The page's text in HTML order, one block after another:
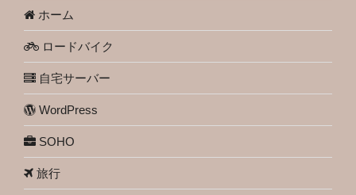
ホーム
ロードバイク
自宅サーバー
WordPress
SOHO
旅行